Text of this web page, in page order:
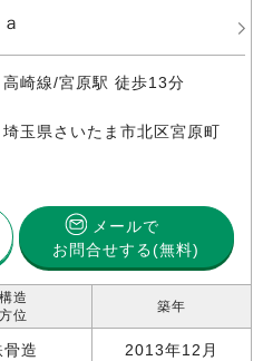
ａ
高崎線/宮原駅 徒歩13分
埼玉県さいたま市北区宮原町
メールで
お問合せする(無料)
構造
方位
骨造
築年
2013年12月